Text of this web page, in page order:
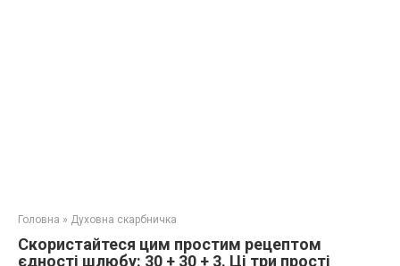
Головна » Духовна скарбничка
Скористайтеся цим простим рецептом
єдності шлюбу: 30 + 30 + 3. Ці три прості